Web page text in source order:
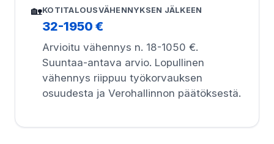
🏡KOTITALOUSVÄHENNYKSEN JÄLKEEN
32-1950 €
Arvioitu vähennys n. 18-1050 €.
Suuntaa-antava arvio. Lopullinen
vähennys riippuu työkorvauksen
osuudesta ja Verohallinnon päätöksestä.